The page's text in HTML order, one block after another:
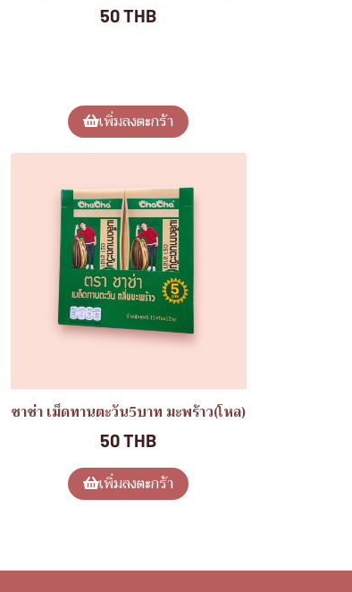
50 THB
เพิ่มลงตะกร้า
ชาช่า เม็ดทานตะวัน5บาท มะพร้าว(โหล)
50 THB
เพิ่มลงตะกร้า